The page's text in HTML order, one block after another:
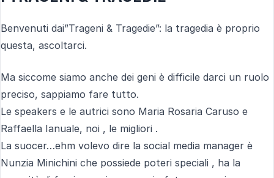
Benvenuti dai”Trageni & Tragedie”: la tragedia è proprio
questa, ascoltarci.
Ma siccome siamo anche dei geni è difficile darci un ruolo
preciso, sappiamo fare tutto.
Le speakers e le autrici sono Maria Rosaria Caruso e
Raffaella Ianuale, noi , le migliori .
La suocer…ehm volevo dire la social media manager è
Nunzia Minichini che possiede poteri speciali , ha la